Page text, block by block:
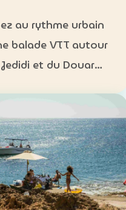
au rythme urbain
balade VTT autour
et du Douar
h à 1 h 30 Niveau :
Groupe : de 8 à
Tarif : 50 …